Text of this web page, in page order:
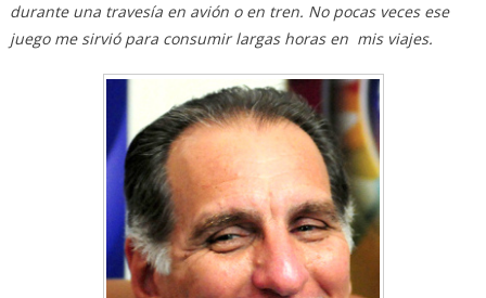
durante una travesía en avión o en tren. No pocas veces ese
juego me sirvió para consumir largas horas en mis viajes.